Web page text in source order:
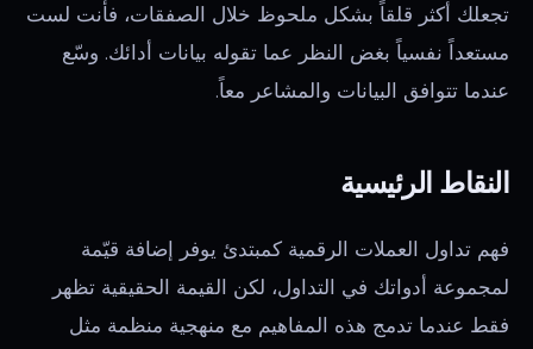
تجعلك أكثر قلقاً بشكل ملحوظ خلال الصفقات، فأنت لست
مستعداً نفسياً بغض النظر عما تقوله بيانات أدائك. وسّع
عندما تتوافق البيانات والمشاعر معاً.
النقاط الرئيسية
فهم تداول العملات الرقمية كمبتدئ يوفر إضافة قيّمة
لمجموعة أدواتك في التداول، لكن القيمة الحقيقية تظهر
فقط عندما تدمج هذه المفاهيم مع منهجية منظمة مثل